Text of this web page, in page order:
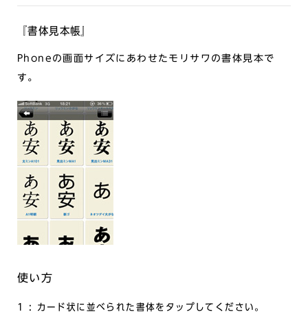
『書体見本帳』
Phoneの画面サイズにあわせたモリサワの書体見本で
す。
使い方
1 : カード状に並べられた書体をタップしてください。